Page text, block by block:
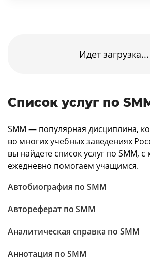
Идет загрузка...
Список услуг по
SMM — популярная дисциплина,
во многих учебных заведениях
вы найдете список услуг по SMM,
ежедневно помогаем учащимся.
Автобиография по SMM
Автореферат по SMM
Аналитическая справка по SMM
Аннотация по SMM